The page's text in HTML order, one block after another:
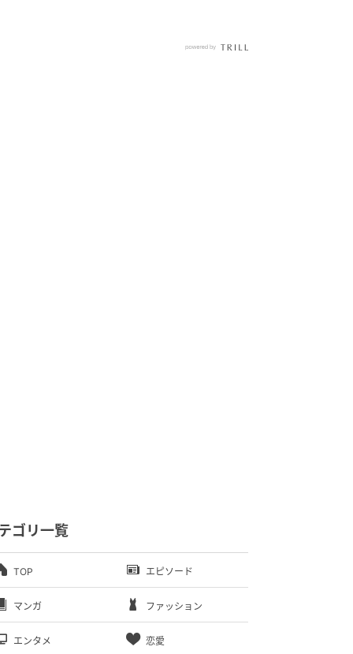
ゴリ一覧
TOP エピソード
マンガ ファッション
エンタメ 恋愛